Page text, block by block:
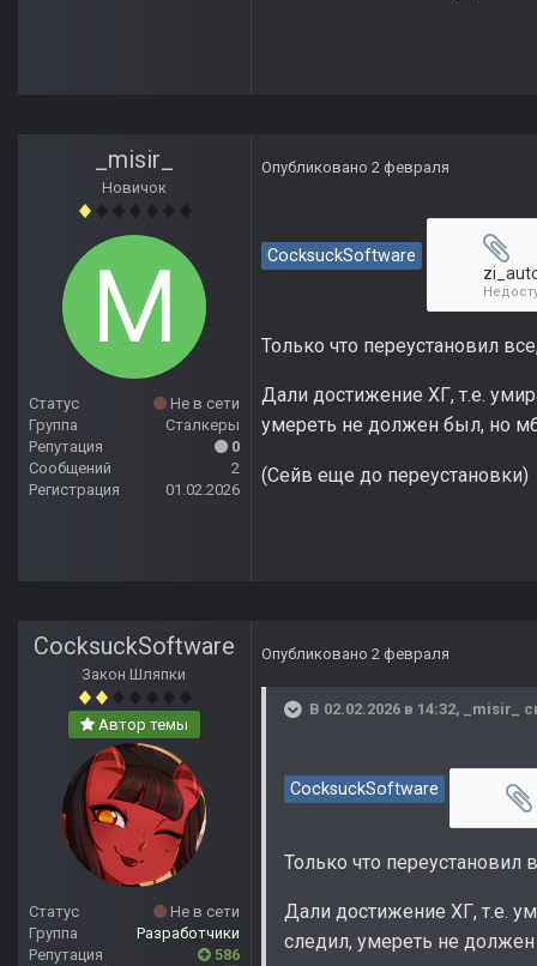
_misir_
Новичок
Статус
Не в сети
Группа
Сталкеры
Репутация
0
Сообщений
2
Регистрация
01.02.2026
Опубликовано 2 февраля
CocksuckSoftware
Только что переустановил
Дали достижение ХГ, т.е.
умереть не должен был, но
(Сейв еще до переустановки)
CocksuckSoftware
Закон Шляпки
Автор темы
Статус
Не в сети
Группа
Разработчики
Репутация
586
Опубликовано 2 февраля
В 02.02.2026 в 14:32, _misir_
CocksuckSoftware
Только что переустановил
Дали достижение ХГ, т.е.
следил, умереть не